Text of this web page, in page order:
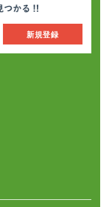
新規登録